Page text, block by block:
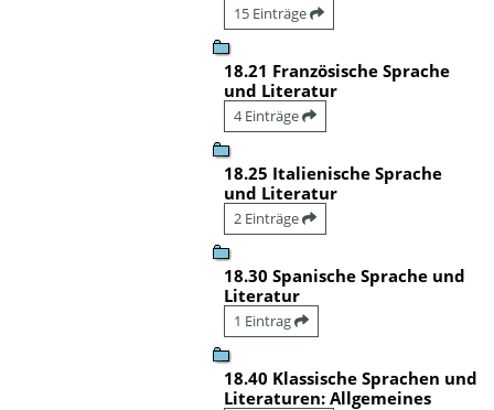
15 Einträge
18.21 Französische Sprache
und Literatur
4 Einträge
18.25 Italienische Sprache
und Literatur
2 Einträge
18.30 Spanische Sprache und
Literatur
1 Eintrag
18.40 Klassische Sprachen und
Literaturen: Allgemeines